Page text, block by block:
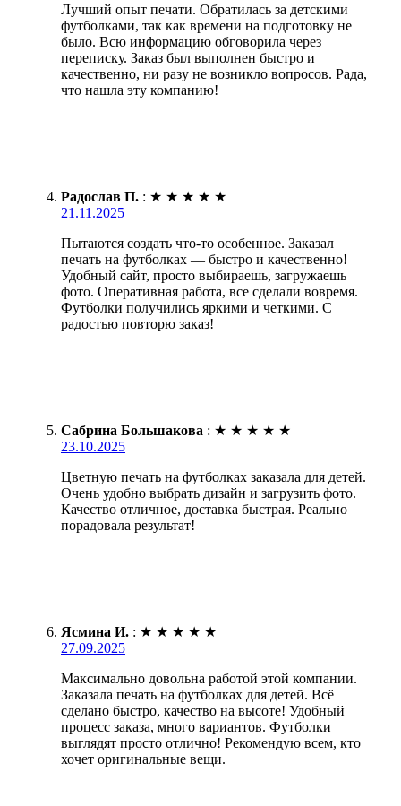
Лучший опыт печати. Обратилась за детскими
футболками, так как времени на подготовку не
было. Всю информацию обговорила через
переписку. Заказ был выполнен быстро и
качественно, ни разу не возникло вопросов. Рада,
что нашла эту компанию!
Радослав П. : ★ ★ ★ ★ ★
21.11.2025
Пытаются создать что-то особенное. Заказал
печать на футболках — быстро и качественно!
Удобный сайт, просто выбираешь, загружаешь
фото. Оперативная работа, все сделали вовремя.
Футболки получились яркими и четкими. С
радостью повторю заказ!
Сабрина Большакова : ★ ★ ★ ★ ★
23.10.2025
Цветную печать на футболках заказала для детей.
Очень удобно выбрать дизайн и загрузить фото.
Качество отличное, доставка быстрая. Реально
порадовала результат!
Ясмина И. : ★ ★ ★ ★ ★
27.09.2025
Максимально довольна работой этой компании.
Заказала печать на футболках для детей. Всё
сделано быстро, качество на высоте! Удобный
процесс заказа, много вариантов. Футболки
выглядят просто отлично! Рекомендую всем, кто
хочет оригинальные вещи.